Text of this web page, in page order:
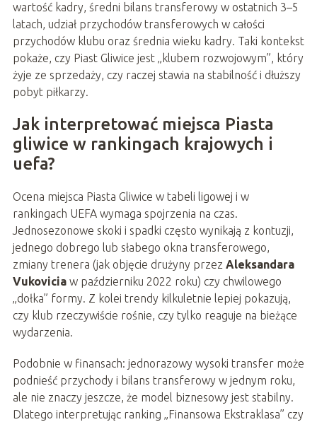
wartość kadry, średni bilans transferowy w ostatnich 3–5
latach, udział przychodów transferowych w całości
przychodów klubu oraz średnia wieku kadry. Taki kontekst
pokaże, czy Piast Gliwice jest „klubem rozwojowym”, który
żyje ze sprzedaży, czy raczej stawia na stabilność i dłuższy
pobyt piłkarzy.
Jak interpretować miejsca Piasta
gliwice w rankingach krajowych i
uefa?
Ocena miejsca Piasta Gliwice w tabeli ligowej i w
rankingach UEFA wymaga spojrzenia na czas.
Jednosezonowe skoki i spadki często wynikają z kontuzji,
jednego dobrego lub słabego okna transferowego,
zmiany trenera (jak objęcie drużyny przez Aleksandara
Vukoviciaw październiku 2022 roku) czy chwilowego
„dołka” formy. Z kolei trendy kilkuletnie lepiej pokazują,
czy klub rzeczywiście rośnie, czy tylko reaguje na bieżące
wydarzenia.
Podobnie w finansach: jednorazowy wysoki transfer może
podnieść przychody i bilans transferowy w jednym roku,
ale nie znaczy jeszcze, że model biznesowy jest stabilny.
Dlatego interpretując ranking „Finansowa Ekstraklasa” czy